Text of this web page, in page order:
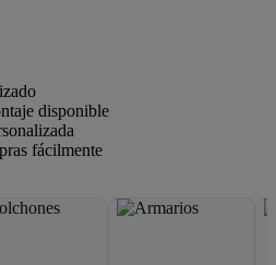
disponible
fácilmente